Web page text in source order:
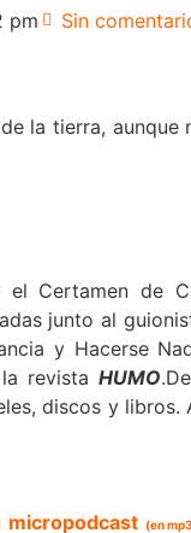
pm Sin
la tierra, aunque
el Certamen de
junto al
y Hacerse
revista HUMO.
discos y libros.
micropodcast (en